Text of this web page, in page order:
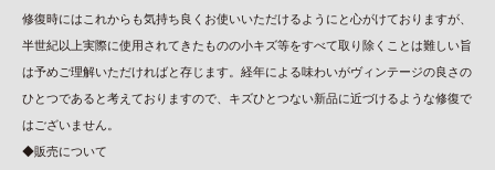
修復時にはこれからも気持ち良くお使いいただけるようにと心がけておりますが、
半世紀以上実際に使用されてきたものの小キズ等をすべて取り除くことは難しい旨
は予めご理解いただければと存じます。経年による味わいがヴィンテージの良さの
ひとつであると考えておりますので、キズひとつない新品に近づけるような修復で
はございません。
◆販売について